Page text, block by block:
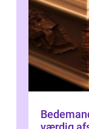
Bedemand tønder